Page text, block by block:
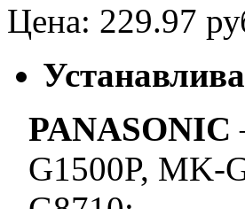
Цена: 229.97
PANASONIC
G1500P, MK-